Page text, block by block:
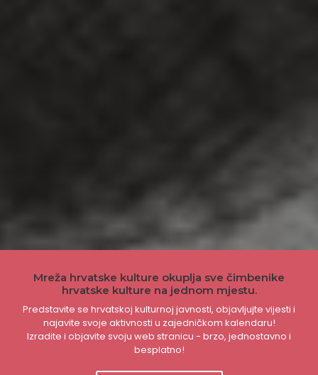
Mreža hrvatske kulture okuplja sve čimbenike
hrvatske kulture na jednom mjestu.
Predstavite se hrvatskoj kulturnoj javnosti, objavljujte vijesti i
najavite svoje aktivnosti u zajedničkom kalendaru!
Izradite i objavite svoju web stranicu - brzo, jednostavno i
besplatno!